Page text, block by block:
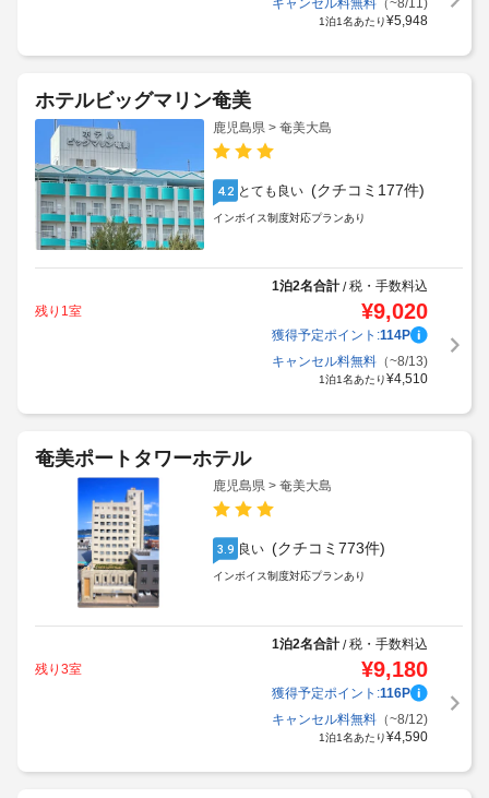
キャンセル料無料（~8/11)
1泊1名あたり¥5,948
ホテルビッグマリン奄美
鹿児島県 > 奄美大島
4.2 とても良い (クチコミ177件)
インボイス制度対応プランあり
1泊2名合計/税・手数料込
残り1室
¥9,020
獲得予定ポイント:114P
キャンセル料無料（~8/13)
1泊1名あたり¥4,510
奄美ポートタワーホテル
鹿児島県 > 奄美大島
3.9 良い (クチコミ773件)
インボイス制度対応プランあり
1泊2名合計/税・手数料込
残り3室
¥9,180
獲得予定ポイント:116P
キャンセル料無料（~8/12)
1泊1名あたり¥4,590